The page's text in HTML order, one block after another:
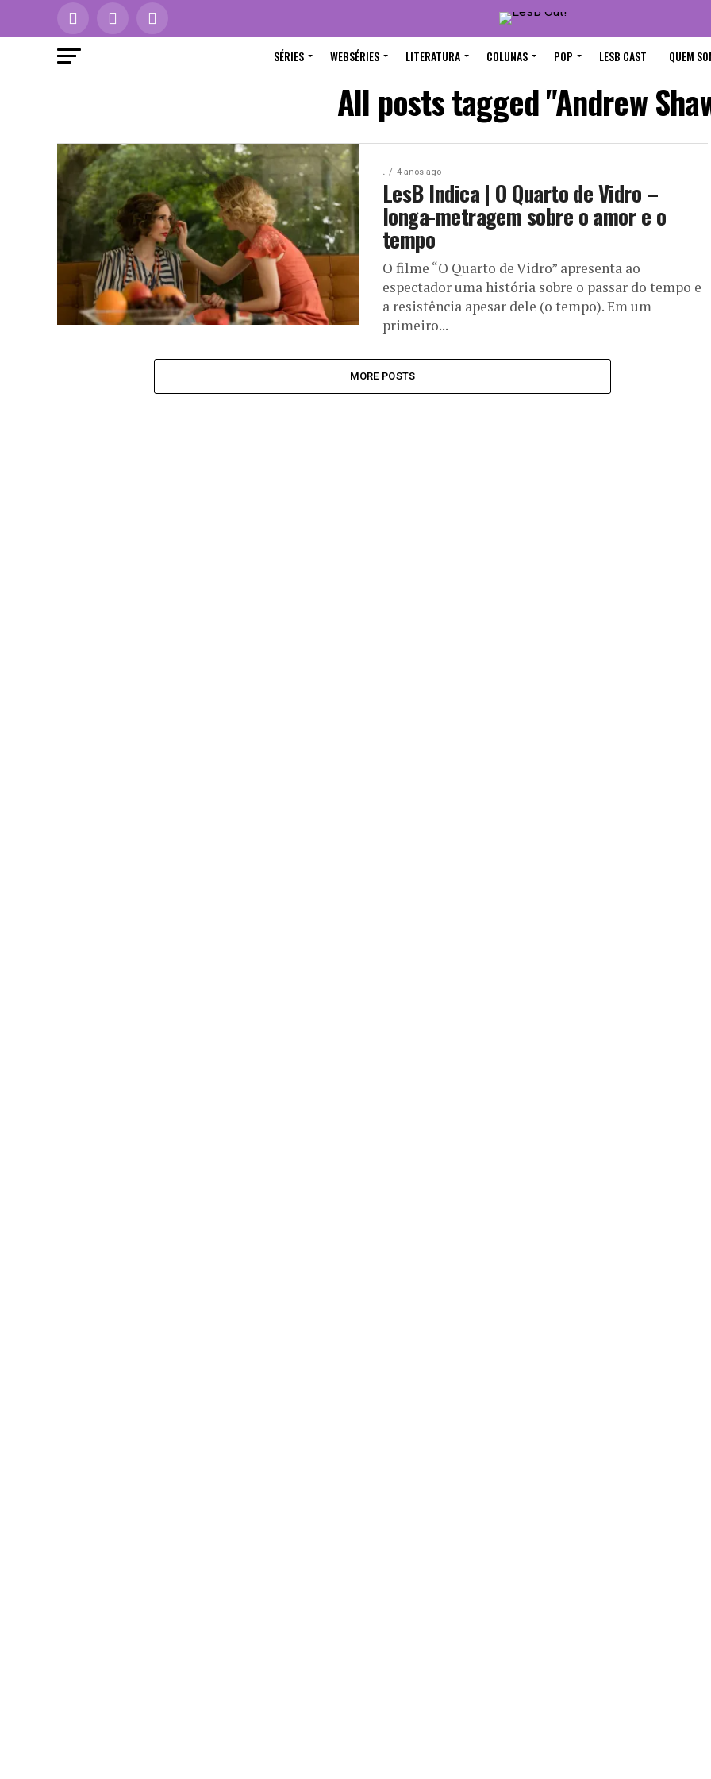
SÉRIES WEBSÉRIES LITERATURA COLUNAS POP LESB CAST QUEM
All posts tagged "Andrew
. 4 anos ago
LesB Indica | O Quarto de Vidro –
longa-metragem sobre o amor e o
tempo
O filme “O Quarto de Vidro” apresenta ao
espectador uma história sobre o passar do tempo e
a resistência apesar dele (o tempo). Em um
primeiro...
MORE POSTS